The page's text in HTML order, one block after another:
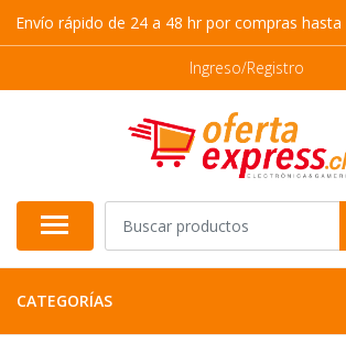
Envío rápido de 24 a 48 hr por compras hasta
Ingreso/Registro
CATEGORÍAS